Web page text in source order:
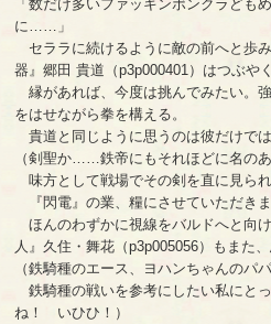
「数だけ多いファッキンボンクラども
に……」
セララに続けるように敵の前へと歩
器』郷田 貴道（p3p000401）はつぶやく
縁があれば、今度は挑んでみたい。
をはせながら拳を構える。
貴道と同じように思うのは彼だけでは
（剣聖か……鉄帝にもそれほどに名の
味方として戦場でその剣を直に見ら
『閃電』の業、糧にさせていただきま
ほんのわずかに視線をバルドへと向
人』久住・舞花（p3p005056）もまた、
（鉄騎種のエース、ヨハンちゃんのパ
鉄騎種の戦いを参考にしたい私にと
ね！ いひひ！）